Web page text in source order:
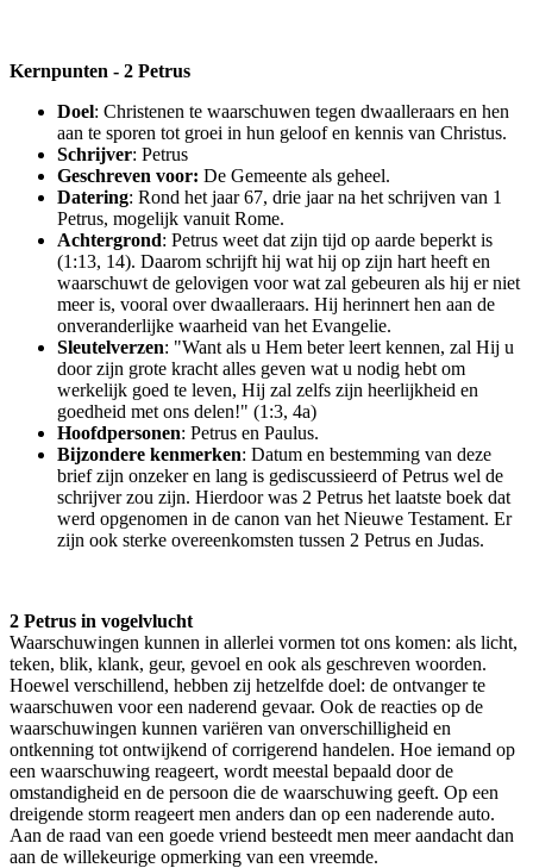
Kernpunten - 2 Petrus
Doel: Christenen te waarschuwen tegen dwaalleraars en hen
aan te sporen tot groei in hun geloof en kennis van Christus.
Schrijver: Petrus
Geschreven voor: De Gemeente als geheel.
Datering: Rond het jaar 67, drie jaar na het schrijven van 1
Petrus, mogelijk vanuit Rome.
Achtergrond: Petrus weet dat zijn tijd op aarde beperkt is
(1:13, 14). Daarom schrijft hij wat hij op zijn hart heeft en
waarschuwt de gelovigen voor wat zal gebeuren als hij er niet
meer is, vooral over dwaalleraars. Hij herinnert hen aan de
onveranderlijke waarheid van het Evangelie.
Sleutelverzen: "Want als u Hem beter leert kennen, zal Hij u
door zijn grote kracht alles geven wat u nodig hebt om
werkelijk goed te leven, Hij zal zelfs zijn heerlijkheid en
goedheid met ons delen!" (1:3, 4a)
Hoofdpersonen: Petrus en Paulus.
Bijzondere kenmerken: Datum en bestemming van deze
brief zijn onzeker en lang is gediscussieerd of Petrus wel de
schrijver zou zijn. Hierdoor was 2 Petrus het laatste boek dat
werd opgenomen in de canon van het Nieuwe Testament. Er
zijn ook sterke overeenkomsten tussen 2 Petrus en Judas.
2 Petrus in vogelvlucht
Waarschuwingen kunnen in allerlei vormen tot ons komen: als licht,
teken, blik, klank, geur, gevoel en ook als geschreven woorden.
Hoewel verschillend, hebben zij hetzelfde doel: de ontvanger te
waarschuwen voor een naderend gevaar. Ook de reacties op de
waarschuwingen kunnen variëren van onverschilligheid en
ontkenning tot ontwijkend of corrigerend handelen. Hoe iemand op
een waarschuwing reageert, wordt meestal bepaald door de
omstandigheid en de persoon die de waarschuwing geeft. Op een
dreigende storm reageert men anders dan op een naderende auto.
Aan de raad van een goede vriend besteedt men meer aandacht dan
aan de willekeurige opmerking van een vreemde.